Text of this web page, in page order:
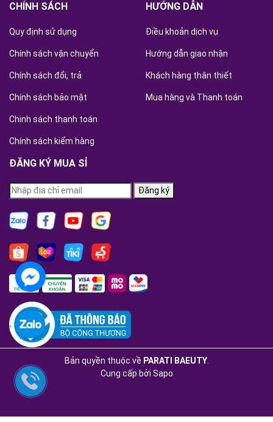
CHÍNH SÁCH
Quy định sử dụng
Chính sách vận chuyển
Chính sách đổi, trả
Chính sách bảo mật
Chinh sách thanh toán
Chính sách kiểm hàng
HƯỚNG DẪN
Điều khoản dịch vụ
Hướng dẫn giao nhận
Khách hàng thân thiết
Mua hàng và Thanh toán
ĐĂNG KÝ MUA SỈ
Đăng ký
Bản quyền thuộc về PARATI BAEUTY.
Cung cấp bởi Sapo